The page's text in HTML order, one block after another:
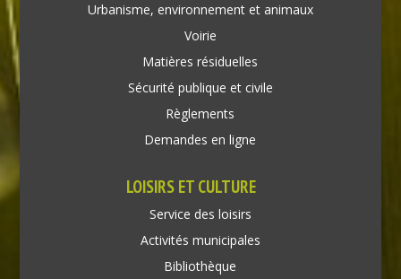
Urbanisme, environnement et animaux
Voirie
Matières résiduelles
Sécurité publique et civile
Règlements
Demandes en ligne
LOISIRS ET CULTURE
Service des loisirs
Activités municipales
Bibliothèque